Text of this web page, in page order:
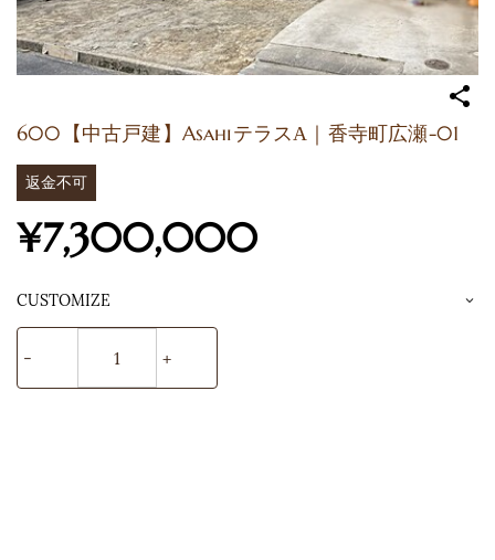
600【中古戸建】Asahiテラスα｜香寺町広瀬-01
返金不可
¥7,300,000
CUSTOMIZE